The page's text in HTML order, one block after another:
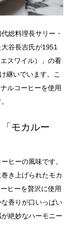
総料理長サリー・
谷長吉氏が1951
スワイル）」の看
継いでいます。こ
ルコーヒーを使用
モカルー
ヒーの風味です。
き上げられたモカ
ヒーを贅沢に使用
香りが口いっぱい
絶妙なハーモニー